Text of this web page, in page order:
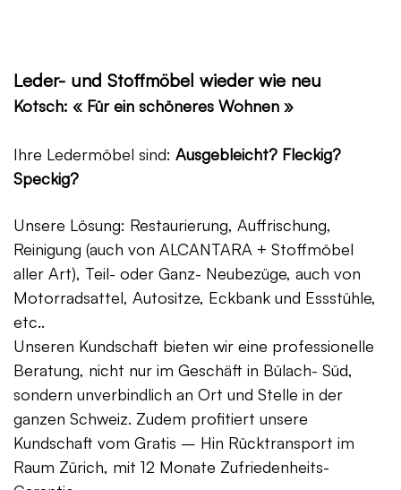
Leder- und Stoffmöbel wieder wie neu
Kotsch: « Für ein schöneres Wohnen »
Ihre Ledermöbel sind: Ausgebleicht? Fleckig?
Speckig?
Unsere Lösung: Restaurierung, Auffrischung,
Reinigung (auch von ALCANTARA + Stoffmöbel
aller Art), Teil- oder Ganz- Neubezüge, auch von
Motorradsattel, Autositze, Eckbank und Essstühle,
etc..
Unseren Kundschaft bieten wir eine professionelle
Beratung, nicht nur im Geschäft in Bülach- Süd,
sondern unverbindlich an Ort und Stelle in der
ganzen Schweiz. Zudem profitiert unsere
Kundschaft vom Gratis – Hin Rücktransport im
Raum Zürich, mit 12 Monate Zufriedenheits-